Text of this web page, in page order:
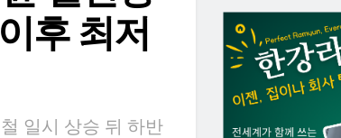
후 최저
일시 상승 뒤 하반